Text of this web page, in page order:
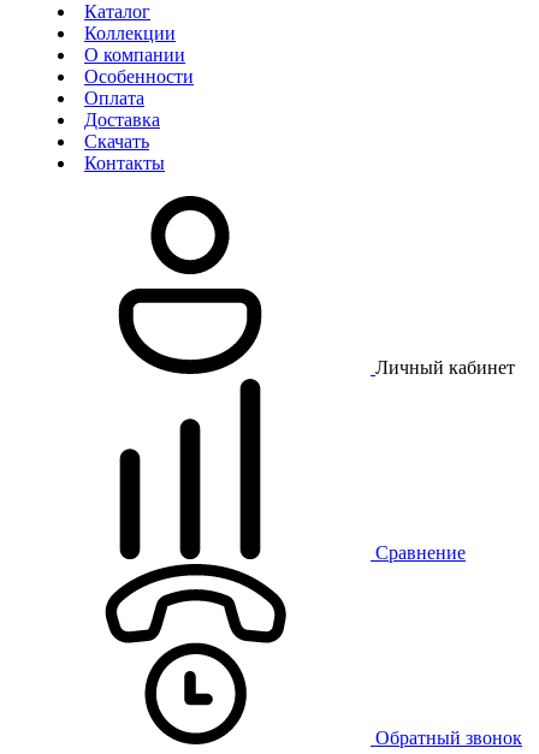
Каталог
Коллекции
О компании
Особенности
Оплата
Доставка
Скачать
Контакты
Личный кабинет
Сравнение
Обратный звонок